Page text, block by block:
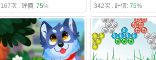
167次 . 評價: 75% 342次 . 評價: 75%